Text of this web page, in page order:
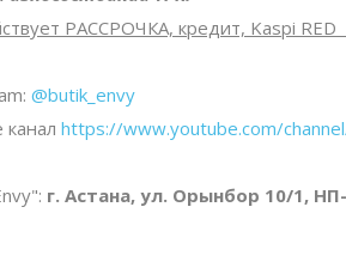
РАССРОЧКА, кредит, Kaspi RED
@butik_envy
https://www.youtube.com/
г. Астана, ул. Орынбор 10/1,